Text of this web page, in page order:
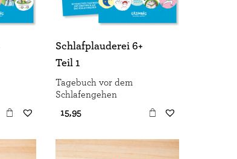
Schlafplauderei 6+
Teil 1
Tagebuch vor dem
Schlafengehen
€ 15,95